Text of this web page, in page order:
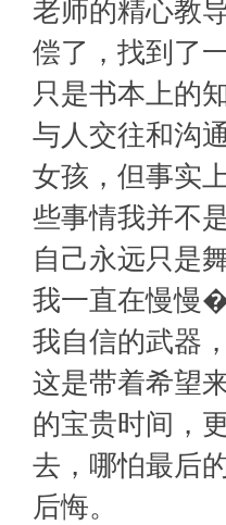
老师的精心教
偿了，找到了
只是书本上的
与人交往和沟
女孩，但事实
些事情我并不
自己永远只是
我一直在慢慢
我自信的武器
这是带着希望
的宝贵时间，
去，哪怕最后
后悔。